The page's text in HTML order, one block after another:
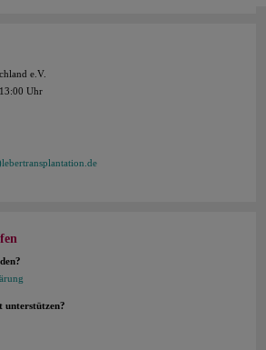
e.V.
Uhr
unterstützen?